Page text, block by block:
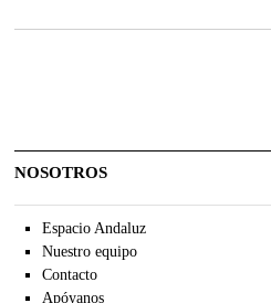
NOSOTROS
Espacio Andaluz
Nuestro equipo
Contacto
Apóyanos